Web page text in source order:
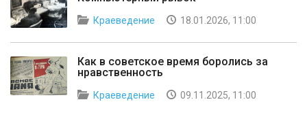
Краеведение 18.01.2026, 11:00
Как в советское время боролись за
нравственность
Краеведение 09.11.2025, 11:00